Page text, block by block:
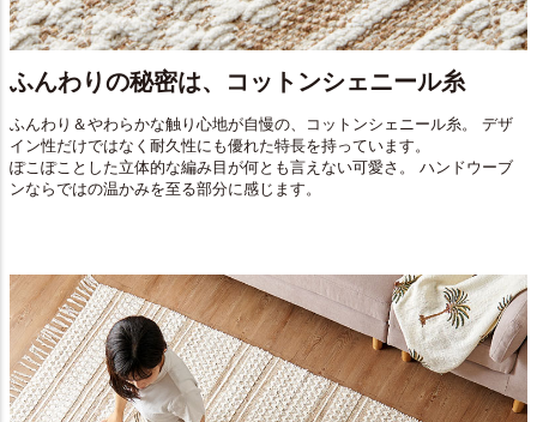
ふんわりの秘密は、コットンシェニール糸
ふんわり＆やわらかな触り心地が自慢の、コットンシェニール糸。 デザ
イン性だけではなく耐久性にも優れた特長を持っています。
ぽこぽことした立体的な編み目が何とも言えない可愛さ。 ハンドウーブ
ンならではの温かみを至る部分に感じます。